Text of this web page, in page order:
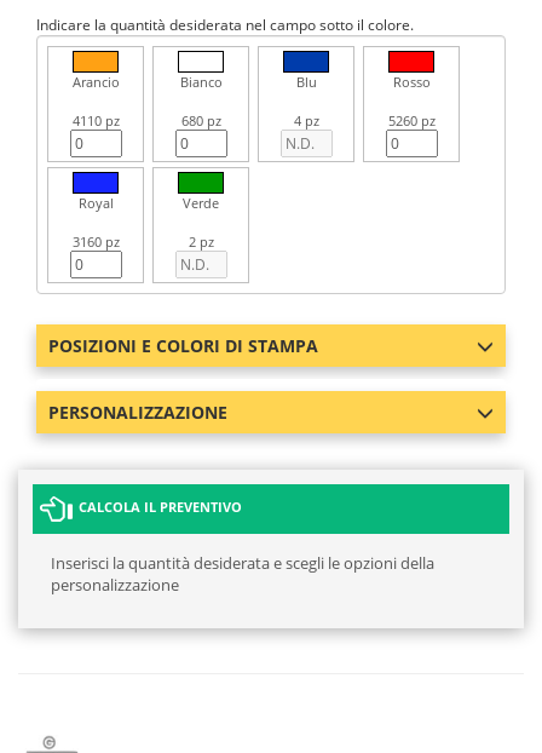
Indicare la quantità desiderata nel campo sotto il colore.
Arancio
4110 pz
Bianco
680 pz
Blu
4 pz
Rosso
5260 pz
Royal
3160 pz
Verde
2 pz
POSIZIONI E COLORI DI STAMPA
PERSONALIZZAZIONE
CALCOLA IL PREVENTIVO
Inserisci la quantità desiderata e scegli le opzioni della
personalizzazione